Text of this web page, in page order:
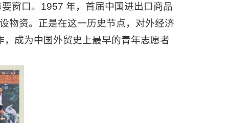
窗口。1957 年，首届中国进出口商品
物资。正是在这一历史节点，对外经济
成为中国外贸史上最早的青年志愿者